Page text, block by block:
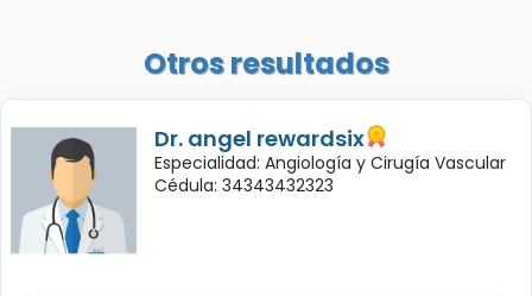
Otros resultados
Dr. angel rewardsix
Especialidad: Angiología y Cirugía Vascular
Cédula: 34343432323